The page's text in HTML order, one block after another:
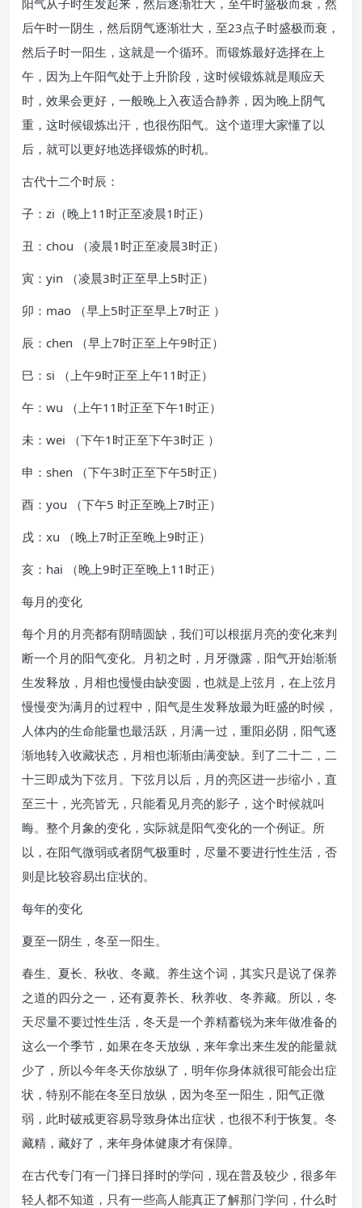
阳气从子时生发起来，然后逐渐壮大，至午时盛极而衰，然
后午时一阴生，然后阴气逐渐壮大，至23点子时盛极而衰，
然后子时一阳生，这就是一个循环。而锻炼最好选择在上
午，因为上午阳气处于上升阶段，这时候锻炼就是顺应天
时，效果会更好，一般晚上入夜适合静养，因为晚上阴气
重，这时候锻炼出汗，也很伤阳气。这个道理大家懂了以
后，就可以更好地选择锻炼的时机。
古代十二个时辰：
子：zi（晚上11时正至凌晨1时正）
丑：chou （凌晨1时正至凌晨3时正）
寅：yin （凌晨3时正至早上5时正）
卯：mao （早上5时正至早上7时正 ）
辰：chen （早上7时正至上午9时正）
巳：si （上午9时正至上午11时正）
午：wu （上午11时正至下午1时正）
未：wei （下午1时正至下午3时正 ）
申：shen （下午3时正至下午5时正）
酉：you （下午5 时正至晚上7时正）
戌：xu （晚上7时正至晚上9时正）
亥：hai （晚上9时正至晚上11时正）
每月的变化
每个月的月亮都有阴晴圆缺，我们可以根据月亮的变化来判
断一个月的阳气变化。月初之时，月牙微露，阳气开始渐渐
生发释放，月相也慢慢由缺变圆，也就是上弦月，在上弦月
慢慢变为满月的过程中，阳气是生发释放最为旺盛的时候，
人体内的生命能量也最活跃，月满一过，重阳必阴，阳气逐
渐地转入收藏状态，月相也渐渐由满变缺。到了二十二，二
十三即成为下弦月。下弦月以后，月的亮区进一步缩小，直
至三十，光亮皆无，只能看见月亮的影子，这个时候就叫
晦。整个月象的变化，实际就是阳气变化的一个例证。所
以，在阳气微弱或者阴气极重时，尽量不要进行性生活，否
则是比较容易出症状的。
每年的变化
夏至一阴生，冬至一阳生。
春生、夏长、秋收、冬藏。养生这个词，其实只是说了保养
之道的四分之一，还有夏养长、秋养收、冬养藏。所以，冬
天尽量不要过性生活，冬天是一个养精蓄锐为来年做准备的
这么一个季节，如果在冬天放纵，来年拿出来生发的能量就
少了，所以今年冬天你放纵了，明年你身体就很可能会出症
状，特别不能在冬至日放纵，因为冬至一阳生，阳气正微
弱，此时破戒更容易导致身体出症状，也很不利于恢复。冬
藏精，藏好了，来年身体健康才有保障。
在古代专门有一门择日择时的学问，现在普及较少，很多年
轻人都不知道，只有一些高人能真正了解那门学问，什么时